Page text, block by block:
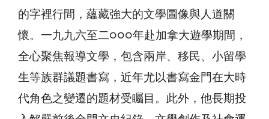
的字裡行間，蘊藏強大的文學圖像與人道關
懷。一九九六至二○○○年赴加拿大遊學期間，
全心聚焦報導文學，包含兩岸、移民、小留學
生等族群議題書寫，近年尤以書寫金門在大時
代角色之變遷的題材受矚目。此外，他長期投